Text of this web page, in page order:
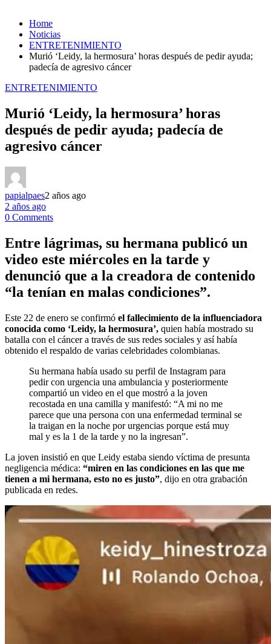
Home
Noticias
ENTRETENIMIENTO
Murió ‘Leidy, la hermosura’ horas después de pedir ayuda;
padecía de agresivo cáncer
ENTRETENIMIENTO
Murió ‘Leidy, la hermosura’ horas
después de pedir ayuda; padecía de
agresivo cáncer
papialpaes2 años ago
2 años ago
0 Comments
Entre lágrimas, su hermana publicó un
video este miércoles en la tarde y
denunció que a la creadora de contenido
“la tenían en malas condiciones”.
Este 22 de enero se confirmó el fallecimiento de la influenciadora
conocida como ‘Leidy, la hermosura’, quien había mostrado su
batalla con el cáncer a través de sus redes sociales y así había
obtenido el respaldo de varias celebridades colombianas.
Su hermana había usado su perfil de Instagram para
pedir con urgencia una ambulancia y posteriormente
compartió un video en el que mostró a la joven
recostada en una camilla y manifestó: “A mi no me
parece que una persona con una enfermedad terminal se
la traigan en la noche por urgencias porque está muy
mal y es la 1 de la tarde y no la ingresan”.
La joven insistió en que Leidy estaba siendo víctima de presunta
negligencia médica: “miren en las condiciones en las que me
tienen a mi hermana, esto no es justo”, dijo en otra grabación
publicada en redes.